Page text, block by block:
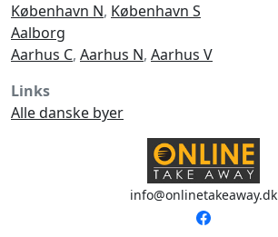
København N, København S
Aalborg
Aarhus C, Aarhus N, Aarhus V
Links
Alle danske byer
info@onlinetakeaway.dk